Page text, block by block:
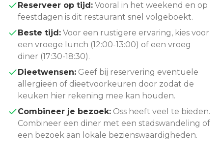
Reserveer op tijd: Vooral in het weekend en op
feestdagen is dit restaurant snel volgeboekt.
Beste tijd: Voor een rustigere ervaring, kies voor
een vroege lunch (12:00-13:00) of een vroeg
diner (17:30-18:30).
Dieetwensen: Geef bij reservering eventuele
allergieën of dieetvoorkeuren door zodat de
keuken hier rekening mee kan houden.
Combineer je bezoek: Oss heeft veel te bieden.
Combineer een diner met een stadswandeling of
een bezoek aan lokale bezienswaardigheden.